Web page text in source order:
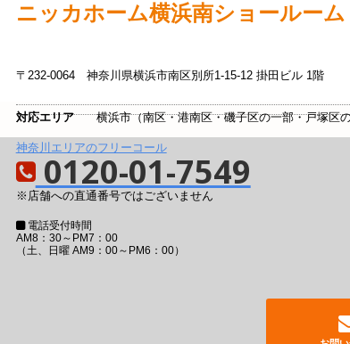
ニッカホーム横浜南ショールーム
〒232-0064 神奈川県横浜市南区別所1-15-12 掛田ビル 1階
対応エリア 横浜市（南区・港南区・磯子区の一部・戸塚区
神奈川エリアのフリーコール
0120-01-7549
※店舗への直通番号ではございません
電話受付時間
AM8：30～PM7：00
（土、日曜 AM9：00～PM6：00）